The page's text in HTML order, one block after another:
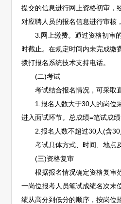
提交的信息进行网上资格初审，
对应聘人员的报名信息进行审核
3.网上缴费。通过资格初审的
时截止。在规定时间内未完成缴
拨打报名系统技术支持电话。
(二)考试
考试结合报名情况，可采取直
1.报名人数大于30人的岗位采
进入面试环节。总成绩=笔试成
2.报名人数不超过30人(含30
考试具体方式、时间、地点及
(三)资格复审
根据报名情况确定资格复审范
一岗位报考人员笔试成绩名次末
绩从高分到低分的顺序，按岗位